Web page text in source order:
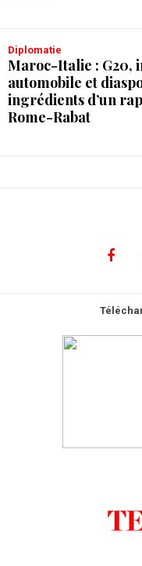
Diplomatie
Maroc-Italie : G20,
automobile et
ingrédients d’un
Rome-Rabat